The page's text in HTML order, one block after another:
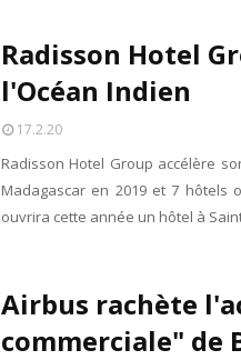
Radisson Hotel
l'Océan Indien
17.2.20
Radisson Hotel Group accélère
Madagascar en 2019 et 7 hôtels
ouvrira cette année un hôtel à
Airbus rachète
commerciale" de